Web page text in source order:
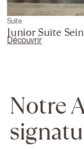
Suite
Junior Suite
Découvrir
Notre